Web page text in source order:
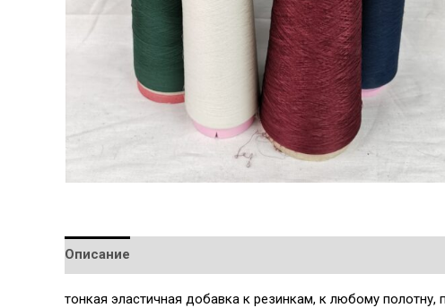
Описание
тонкая эластичная добавка к резинкам, к любому